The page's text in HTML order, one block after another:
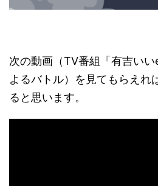
次の動画（TV番組「有吉い
よるバトル）を見てもらえれ
ると思います。